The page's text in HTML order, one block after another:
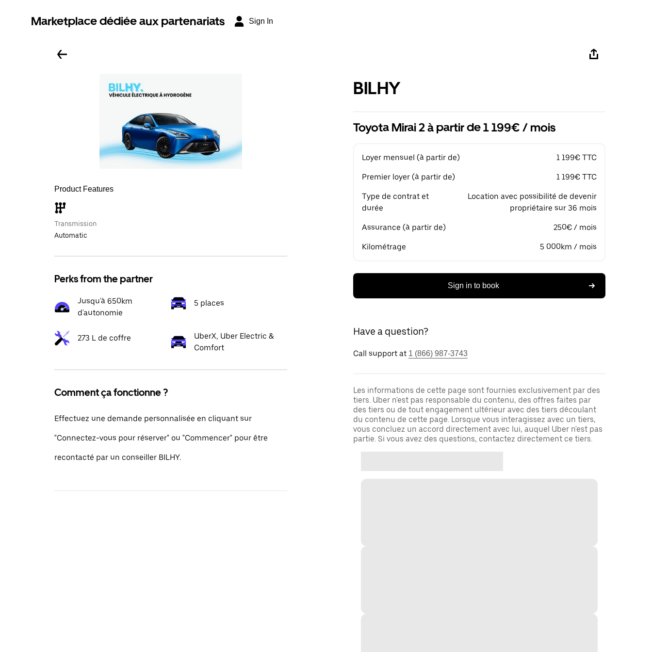
Marketplace dédiée aux partenariats Sign In
Product Features
Transmission
Automatic
Perks from the partner
Jusqu'à 650km
d'autonomie
5 places
273 L de coffre
UberX, Uber Electric &
Comfort
Comment ça fonctionne ?
Effectuez une demande personnalisée en cliquant sur
"Connectez-vous pour réserver" ou "Commencer" pour être
recontacté par un conseiller BILHY.
BILHY
Toyota Mirai 2 à partir de 1 199€ / mois
Loyer mensuel (à partir de) 1 199€ TTC
Premier loyer (à partir de) 1 199€ TTC
Type de contrat et
durée
Location avec possibilité de devenir
propriétaire sur 36 mois
Assurance (à partir de) 250€ / mois
Kilométrage 5 000km / mois
Sign in to book
Have a question?
Call support at 1 (866) 987-3743
Les informations de cette page sont fournies exclusivement par des
tiers. Uber n'est pas responsable du contenu, des offres faites par
des tiers ou de tout engagement ultérieur avec des tiers découlant
du contenu de cette page. Lorsque vous interagissez avec un tiers,
vous concluez un accord directement avec lui, auquel Uber n'est pas
partie. Si vous avez des questions, contactez directement ce tiers.